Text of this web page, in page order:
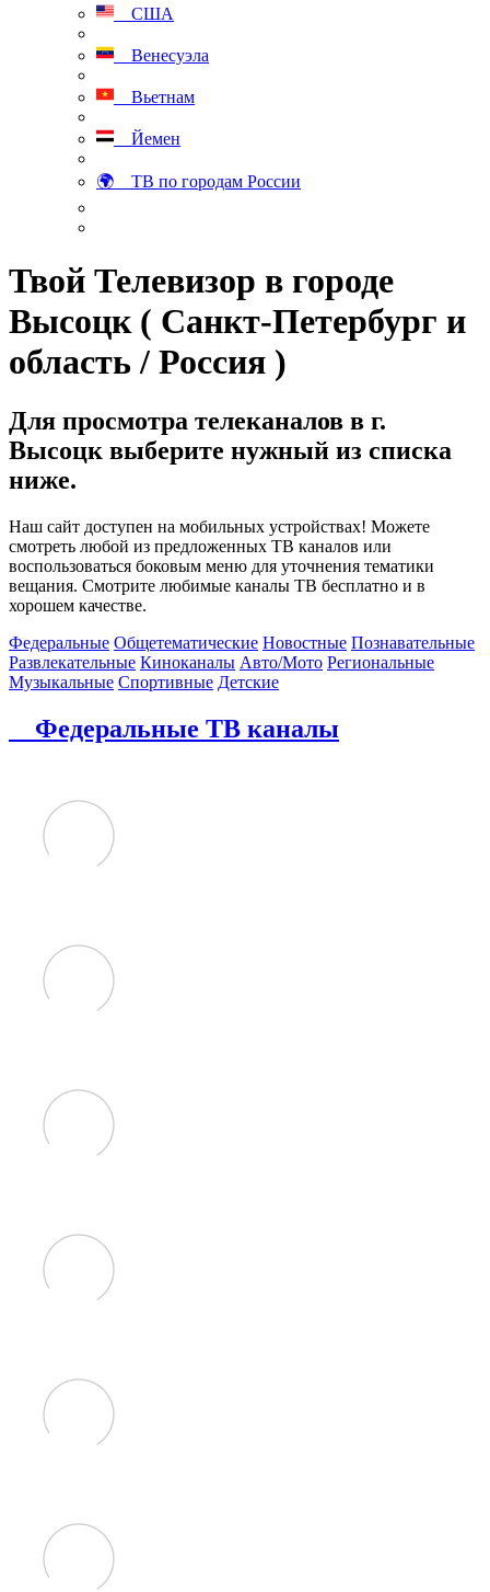
США
Венесуэла
Вьетнам
Йемен
🌍 ТВ по городам России
Твой Телевизор в городе
Высоцк ( Санкт-Петербург и
область / Россия )
Для просмотра телеканалов в г.
Высоцк выберите нужный из списка
ниже.
Наш сайт доступен на мобильных устройствах! Можете
смотреть любой из предложенных ТВ каналов или
воспользоваться боковым меню для уточнения тематики
вещания. Смотрите любимые каналы ТВ бесплатно и в
хорошем качестве.
Федеральные Общетематические Новостные Познавательные
Развлекательные Киноканалы Авто/Мото Региональные
Музыкальные Спортивные Детские
Федеральные ТВ каналы